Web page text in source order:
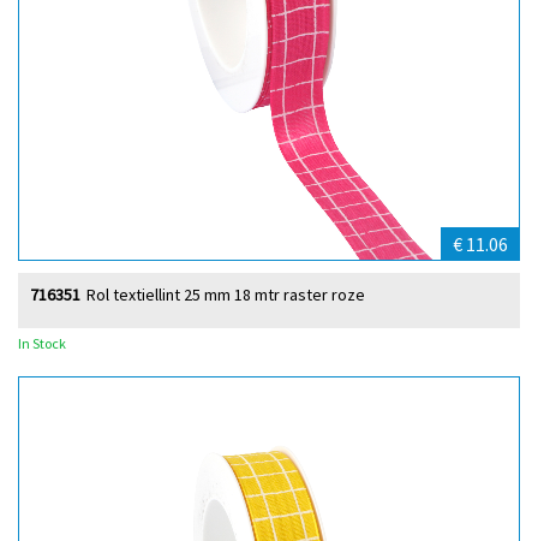
€ 11.06
Rol textiellint 25 mm 18 mtr raster roze
716351
In Stock